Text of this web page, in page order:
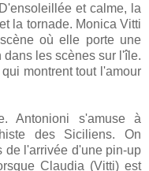
et calme, la
la tornade. Monica Vitti
où elle porte une
les scènes sur l'île.
montrent tout l'amour
Antonioni s'amuse à
des Siciliens. On
de l'arrivée d'une pin-up
Claudia (Vitti) est